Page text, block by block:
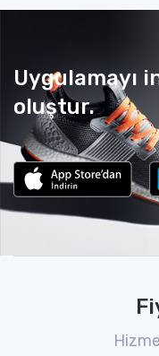
Uygulamayı
oluştur.